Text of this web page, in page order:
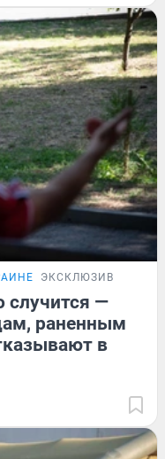
ЭКСКЛЮЗИВ
случится —
раненным
в